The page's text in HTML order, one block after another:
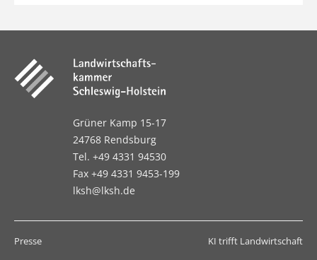
Grüner Kamp 15-17
24768 Rendsburg
Tel. +49 4331 94530
Fax +49 4331 9453-199
lksh@lksh.de
Presse KI trifft Landwirtschaft